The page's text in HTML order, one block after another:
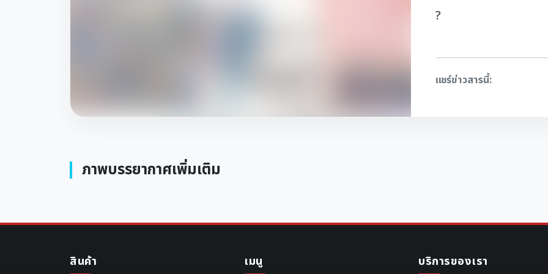
?
แชร์ข่าวสารนี้:
ภาพบรรยากาศเพิ่มเติม
สินค้า เมนู บริการของเรา